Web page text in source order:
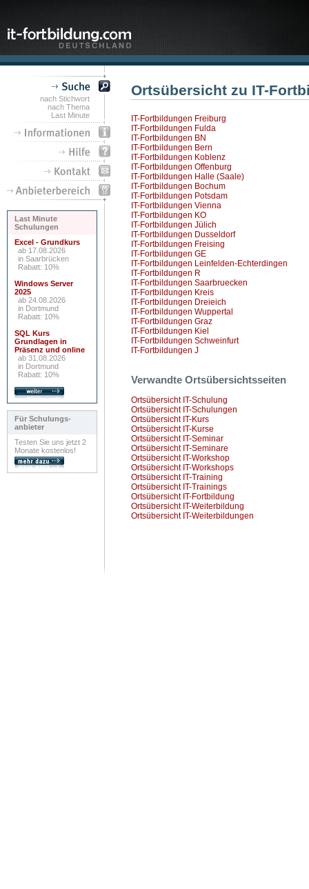
nach Stichwort
nach Thema
Last Minute
Last Minute
Schulungen
Excel - Grundkurs
ab 17.08.2026
in Saarbrücken
Rabatt: 10%
Windows Server
2025
ab 24.08.2026
in Dortmund
Rabatt: 10%
SQL Kurs
Grundlagen in
Präsenz und online
ab 31.08.2026
in Dortmund
Rabatt: 10%
Für Schulungs-
anbieter
Testen Sie uns jetzt 2
Monate kostenlos!
Ortsübersicht zu IT-
IT-Fortbildungen Freiburg
IT-Fortbildungen Fulda
IT-Fortbildungen BN
IT-Fortbildungen Bern
IT-Fortbildungen Koblenz
IT-Fortbildungen Offenburg
IT-Fortbildungen Halle (Saale)
IT-Fortbildungen Bochum
IT-Fortbildungen Potsdam
IT-Fortbildungen Vienna
IT-Fortbildungen KO
IT-Fortbildungen Jülich
IT-Fortbildungen Dusseldorf
IT-Fortbildungen Freising
IT-Fortbildungen GE
IT-Fortbildungen Leinfelden-Echterdingen
IT-Fortbildungen R
IT-Fortbildungen Saarbruecken
IT-Fortbildungen Kreis
IT-Fortbildungen Dreieich
IT-Fortbildungen Wuppertal
IT-Fortbildungen Graz
IT-Fortbildungen Kiel
IT-Fortbildungen Schweinfurt
IT-Fortbildungen J
Verwandte Ortsübersichtsseiten
Ortsübersicht IT-Schulung
Ortsübersicht IT-Schulungen
Ortsübersicht IT-Kurs
Ortsübersicht IT-Kurse
Ortsübersicht IT-Seminar
Ortsübersicht IT-Seminare
Ortsübersicht IT-Workshop
Ortsübersicht IT-Workshops
Ortsübersicht IT-Training
Ortsübersicht IT-Trainings
Ortsübersicht IT-Fortbildung
Ortsübersicht IT-Weiterbildung
Ortsübersicht IT-Weiterbildungen